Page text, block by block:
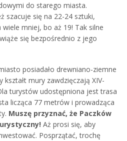
do starego miasta.
szacuje się na 22-24 sztuki,
mniej, bo aż 19! Tak silne
się bezpośrednio z jego
posiadało drewniano-ziemne
mury zawdzięczają XIV-
turystów udostępniona jest trasa
licząca 77 metrów i prowadząca
Muszę przyznać, że Paczków
Aż prosi się, aby
Posprzątać, trochę